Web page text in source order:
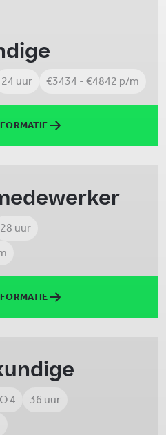
24 uur €3434 - €4842 p/m
28 uur
4
36 uur